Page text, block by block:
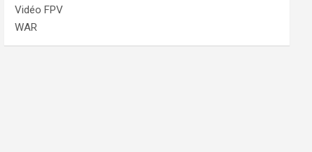
Vidéo FPV
WAR